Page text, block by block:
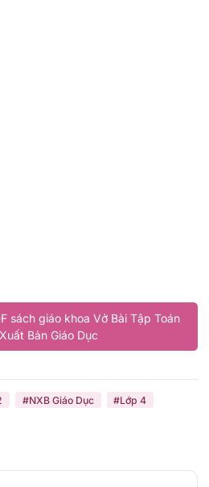
sách giáo khoa Vở Bài Tập Toán
Bản Giáo Dục
#NXB Giáo Dục #Lớp 4